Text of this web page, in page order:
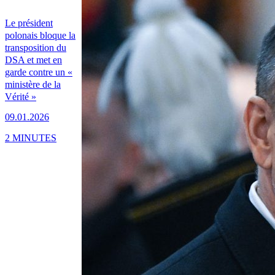
Le président
polonais bloque la
transposition du
DSA et met en
garde contre un «
ministère de la
Vérité »
09.01.2026
2 MINUTES